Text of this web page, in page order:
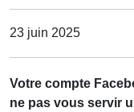
23 juin 2025
Votre compte
ne pas vous servir